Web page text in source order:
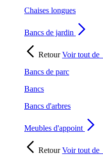
Chaises longues
Bancs de jardin
RetourVoir tout de
Bancs de parc
Bancs
Bancs d'arbres
Meubles d'appoint
RetourVoir tout de